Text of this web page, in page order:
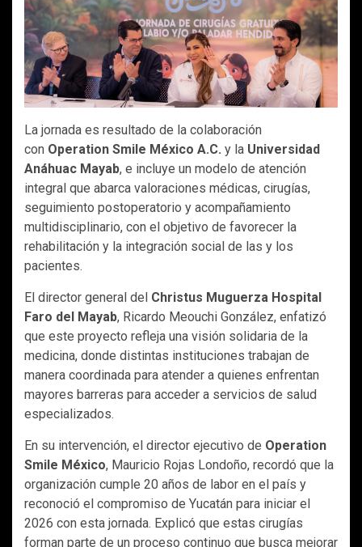
La jornada es resultado de la colaboración
con Operation Smile México A.C. y la Universidad
Anáhuac Mayab, e incluye un modelo de atención
integral que abarca valoraciones médicas, cirugías,
seguimiento postoperatorio y acompañamiento
multidisciplinario, con el objetivo de favorecer la
rehabilitación y la integración social de las y los
pacientes.
El director general del Christus Muguerza Hospital
Faro del Mayab, Ricardo Meouchi González, enfatizó
que este proyecto refleja una visión solidaria de la
medicina, donde distintas instituciones trabajan de
manera coordinada para atender a quienes enfrentan
mayores barreras para acceder a servicios de salud
especializados.
En su intervención, el director ejecutivo de Operation
Smile México, Mauricio Rojas Londoño, recordó que la
organización cumple 20 años de labor en el país y
reconoció el compromiso de Yucatán para iniciar el
2026 con esta jornada. Explicó que estas cirugías
forman parte de un proceso continuo que busca mejorar